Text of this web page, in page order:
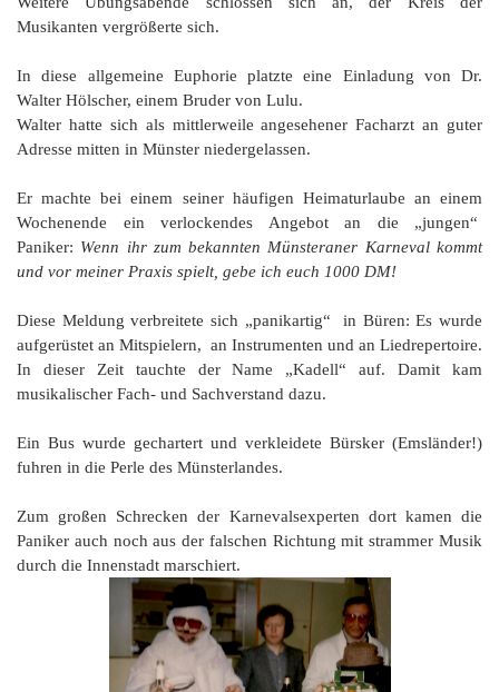
Musikanten vergrößerte sich.
In diese allgemeine Euphorie platzte eine Einladung von Dr.
Walter Hölscher, einem Bruder von Lulu.
Walter hatte sich als mittlerweile angesehener Facharzt an guter
Adresse mitten in Münster niedergelassen.
Er machte bei einem seiner häufigen Heimaturlaube an einem
Wochenende ein verlockendes Angebot an die „jungen“
Paniker: Wenn ihr zum bekannten Münsteraner Karneval kommt
und vor meiner Praxis spielt, gebe ich euch 1000 DM!
Diese Meldung verbreitete sich „panikartig“ in Büren: Es wurde
aufgerüstet an Mitspielern, an Instrumenten und an Liedrepertoire.
In dieser Zeit tauchte der Name „Kadell“ auf. Damit kam
musikalischer Fach- und Sachverstand dazu.
Ein Bus wurde gechartert und verkleidete Bürsker (Emsländer!)
fuhren in die Perle des Münsterlandes.
Zum großen Schrecken der Karnevalsexperten dort kamen die
Paniker auch noch aus der falschen Richtung mit strammer Musik
durch die Innenstadt marschiert.